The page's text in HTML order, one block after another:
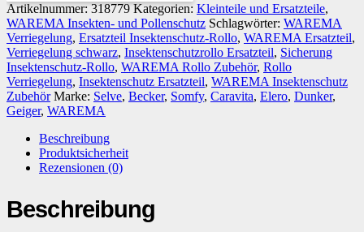
Artikelnummer:318779 Kategorien: Kleinteile und Ersatzteile,
WAREMA Insekten- und Pollenschutz Schlagwörter: WAREMA
Verriegelung, Ersatzteil Insektenschutz-Rollo, WAREMA Ersatzteil,
Verriegelung schwarz, Insektenschutzrollo Ersatzteil, Sicherung
Insektenschutz-Rollo, WAREMA Rollo Zubehör, Rollo
Verriegelung, Insektenschutz Ersatzteil, WAREMA Insektenschutz
Zubehör Marke: Selve, Becker, Somfy, Caravita, Elero, Dunker,
Geiger, WAREMA
Beschreibung
Produktsicherheit
Rezensionen (0)
Beschreibung